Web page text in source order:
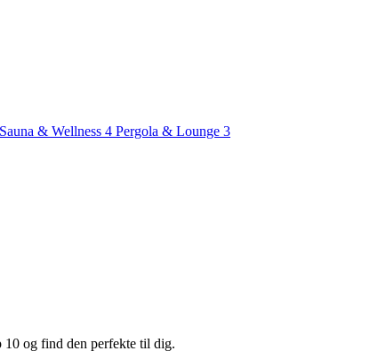
Sauna & Wellness 4 Pergola & Lounge 3
10 og find den perfekte til dig.